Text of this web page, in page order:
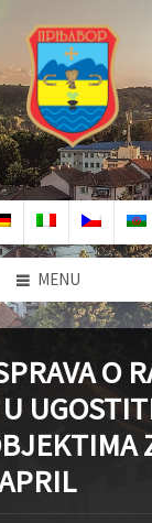
MENU
O